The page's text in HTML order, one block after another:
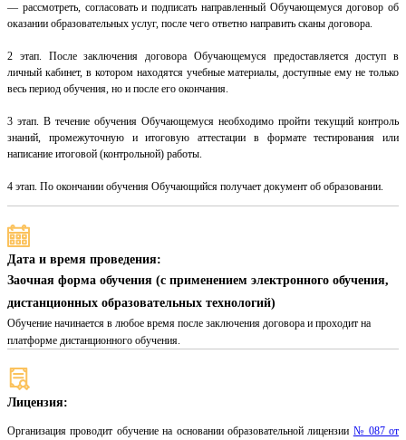
— рассмотреть, согласовать и подписать направленный Обучающемуся договор об
оказании образовательных услуг, после чего ответно направить сканы договора.
2 этап. После заключения договора Обучающемуся предоставляется доступ в
личный кабинет, в котором находятся учебные материалы, доступные ему не только
весь период обучения, но и после его окончания.
3 этап. В течение обучения Обучающемуся необходимо пройти текущий контроль
знаний, промежуточную и итоговую аттестации в формате тестирования или
написание итоговой (контрольной) работы.
4 этап. По окончании обучения Обучающийся получает документ об образовании.
Дата и время проведения:
Заочная форма обучения (с применением электронного обучения,
дистанционных образовательных технологий)
Обучение начинается в любое время после заключения договора и проходит на
платформе дистанционного обучения.
Лицензия:
Организация проводит обучение на основании образовательной лицензии № 087 от